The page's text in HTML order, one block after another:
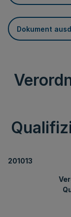
Dokument
201013